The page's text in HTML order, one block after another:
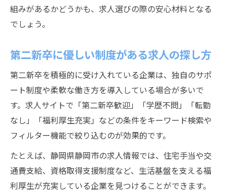
組みがあるかどうかも、求人選びの際の安心材料となる
でしょう。
第二新卒に優しい制度がある求人の探し方
第二新卒を積極的に受け入れている企業は、独自のサポ
ート制度や柔軟な働き方を導入している場合が多いで
す。求人サイトで「第二新卒歓迎」「学歴不問」「転勤
なし」「福利厚生充実」などの条件をキーワード検索や
フィルター機能で絞り込むのが効果的です。
たとえば、静岡県静岡市の求人情報では、住宅手当や交
通費支給、資格取得支援制度など、生活基盤を支える福
利厚生が充実している企業を見つけることができます。